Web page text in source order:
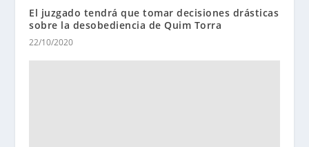
El juzgado tendrá que tomar decisiones drásticas
sobre la desobediencia de Quim Torra
22/10/2020